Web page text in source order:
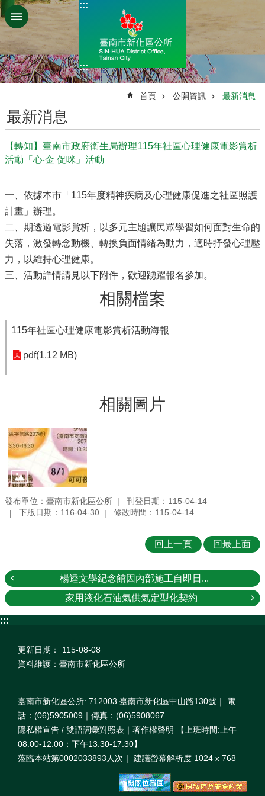
跳到主要內容區塊
:::
:::
首頁 公開資訊 最新消息
最新消息
【轉知】臺南市政府衛生局辦理115年社區心理健康電影賞析
活動「心‧金 促咪」活動
一、依據本市「115年度精神疾病及心理健康促進之社區照護
計畫」辦理。
二、期透過電影賞析，以多元主題讓民眾學習如何面對生命的
失落，激發轉念動機、轉換負面情緒為動力，適時抒發心理壓
力，以維持心理健康。
三、活動詳情請見以下附件，歡迎踴躍報名參加。
相關檔案
115年社區心理健康電影賞析活動海報
pdf(1.12 MB)
相關圖片
發布單位：臺南市新化區公所
刊登日期：115-04-14
下版日期：116-04-30
修改時間：115-04-14
回上一頁 回最上面
楊逵文學紀念館因內部施工自即日...
家用液化石油氣供氣定型化契約
:::
更新日期：
115-08-08
資料維護：臺南市新化區公所
臺南市新化區公所: 712003 臺南市新化區中山路130號｜ 電
話：(06)5905009｜傳真：(06)5908067
隱私權宣告 / 雙語詞彙對照表｜著作權聲明 【上班時間:上午
08:00‐12:00；下午13:30‐17:30】
蒞臨本站第0002033893人次｜ 建議螢幕解析度 1024 x 768